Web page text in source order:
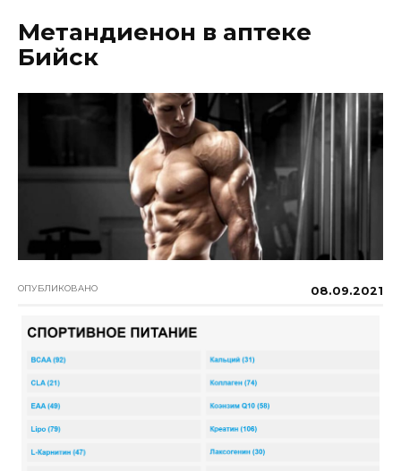
Метандиенон в аптеке
Бийск
ОПУБЛИКОВАНО 08.09.2021